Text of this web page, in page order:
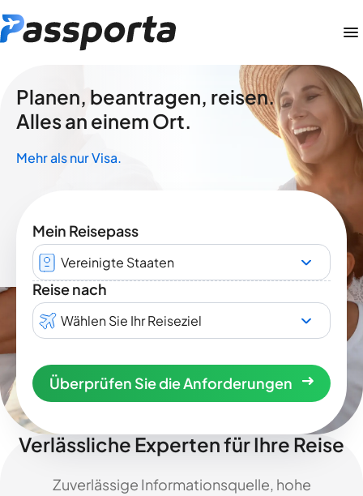
Planen, beantragen, reisen.
Alles an einem Ort.
Mehr als nur Visa.
Mein Reisepass
Vereinigte Staaten
Reise nach
Wählen Sie Ihr Reiseziel
Überprüfen Sie die Anforderungen
Verlässliche Experten für Ihre Reise
Zuverlässige Informationsquelle, hohe